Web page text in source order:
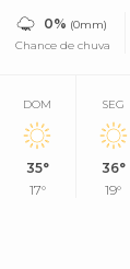
0% (0mm)
Chance de chuva
DOM
35°
17°
SEG
36°
19°